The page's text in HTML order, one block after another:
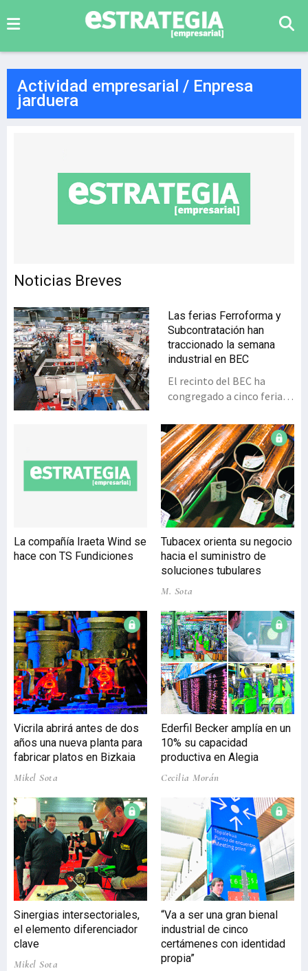
Actividad empresarial / Enpresa
jarduera
Noticias Breves
Las ferias Ferroforma y
Subcontratación han
traccionado la semana
industrial en BEC
El recinto del BEC ha
congregado a cinco ferias
necesidades de fabricación
industrial, lideradas por
Ferroforma y
Subcontratación, a las que
se han añadido
Valves&Pumps,
Maintenance y
satisfactoria” se ha
valorado la celebración de
las cinco ferias
industriales que ha tenido
lugar del 26 al 29 de mayo
en las instalaciones de
Bilbao Exhibition Centre.
En ellas, profesionales de
65 países y de la práctica
totalidad de las
comunidades del Estado,
más de 18.500, han acudido
a esta convocatoria, la
reunión industrial más
importante del año en el
sur de Europa. Los
procedencia de l
La compañía Iraeta Wind se
hace con TS Fundiciones
Tubacex orienta su negocio
hacia el suministro de
soluciones tubulares
M. Sota
Vicrila abrirá antes de dos
años una nueva planta para
fabricar platos en Bizkaia
Mikel Sota
Ederfil Becker amplía en un
10% su capacidad
productiva en Alegia
Cecilia Morán
Sinergias intersectoriales,
el elemento diferenciador
clave
Mikel Sota
“Va a ser una gran bienal
industrial de cinco
certámenes con identidad
propia”